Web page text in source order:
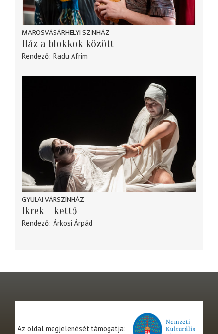
MAROSVÁSÁRHELYI SZINHÁZ
Ház a blokkok között
Rendező Radu Afrim
GYULAI VÁRSZÍNHÁZ
Ikrek – kettő
Rendező Árkosi Árpád
Az oldal megjelenését támogatja: